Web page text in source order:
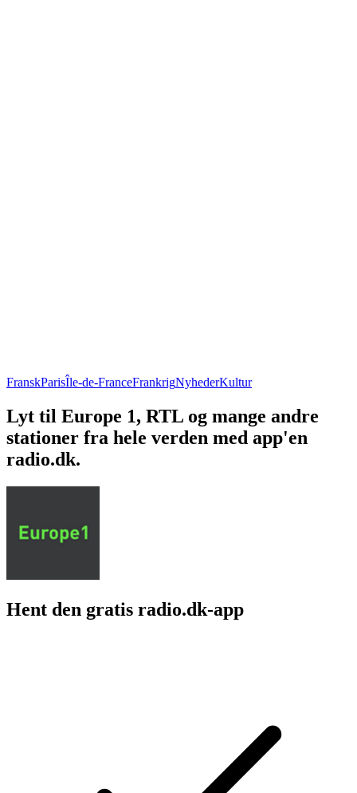
FranskParisÎle-de-FranceFrankrigNyhederKultur
Lyt til Europe 1, RTL og mange andre
stationer fra hele verden med app'en
radio.dk.
Hent den gratis radio.dk-app